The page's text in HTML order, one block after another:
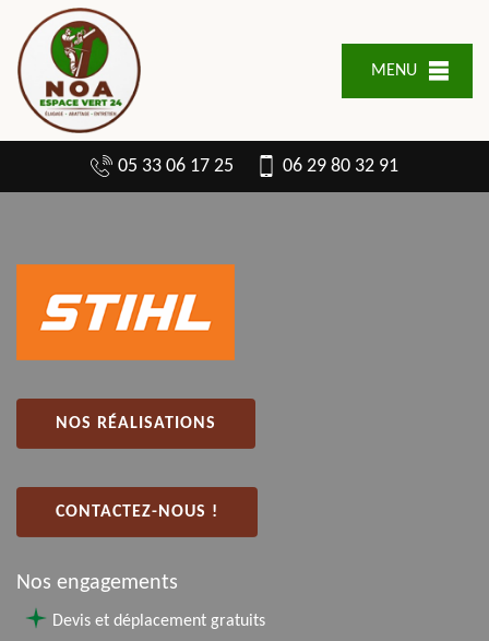
MENU
05 33 06 17 25 06 29 80 32 91
NOS RÉALISATIONS
CONTACTEZ-NOUS !
Nos engagements
Devis et déplacement gratuits